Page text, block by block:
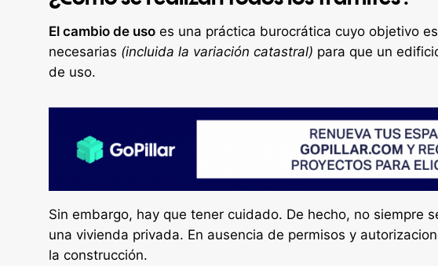
El cambio de uso es una práctica burocrática cuyo objetivo
necesarias (incluida la variación catastral) para que un
de uso.
Sin embargo, hay que tener cuidado. De hecho, no siempre
una vivienda privada. En ausencia de permisos y
la construcción.